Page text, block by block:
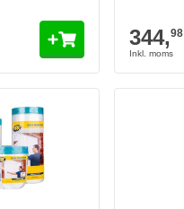
344,98
Lägg till i kundvagn